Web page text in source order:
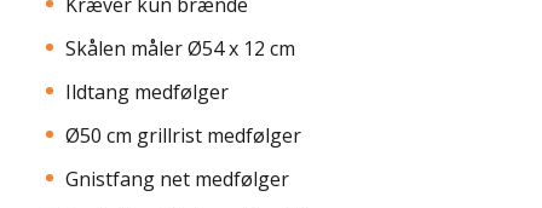
Skålen måler Ø54 x 12 cm
Ildtang medfølger
Ø50 cm grillrist medfølger
Gnistfang net medfølger